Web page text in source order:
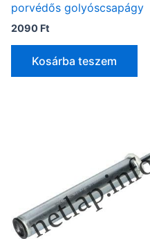
porvédős golyóscsapágy
2090 Ft
Kosárba teszem